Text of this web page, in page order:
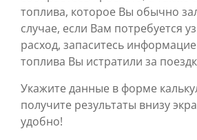
топлива, которое Вы обычно
случае, если Вам потребуется
расход, запаситесь
топлива Вы истратили за
Укажите данные в форме
получите результаты внизу
удобно!